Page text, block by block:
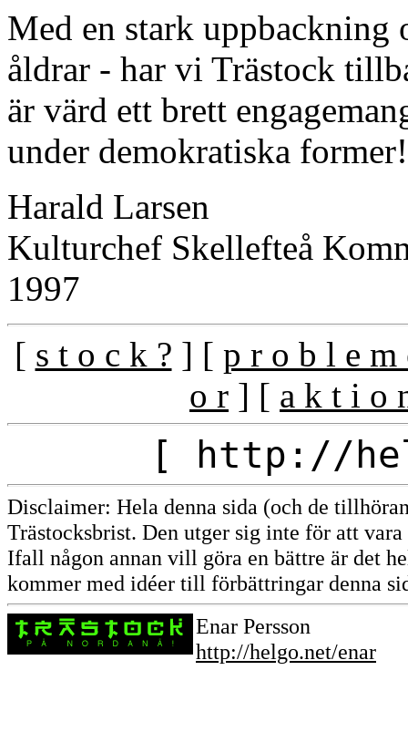
Med en stark uppbackning
åldrar - har vi Trästock
är värd ett brett
under demokratiska former!
Harald Larsen
Kulturchef Skellefteå
1997
[ s t o c k ? ] [ p r o b l e m
o r ] [ a k t i o
[ http://
Disclaimer: Hela denna sida (och de
Trästocksbrist. Den utger sig inte för att
Ifall någon annan vill göra en bättre är det
kommer med idéer till förbättringar denna
Enar Persson
http://helgo.net/enar